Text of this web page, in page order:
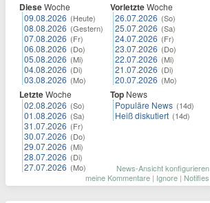
DieseWoche
09.08.2026 (Heute)
08.08.2026 (Gestern)
07.08.2026 (Fr)
06.08.2026 (Do)
05.08.2026 (Mi)
04.08.2026 (Di)
03.08.2026 (Mo)
LetzteWoche
02.08.2026 (So)
01.08.2026 (Sa)
31.07.2026 (Fr)
30.07.2026 (Do)
29.07.2026 (Mi)
28.07.2026 (Di)
27.07.2026 (Mo)
VorletzteWoche
26.07.2026 (So)
25.07.2026 (Sa)
24.07.2026 (Fr)
23.07.2026 (Do)
22.07.2026 (Mi)
21.07.2026 (Di)
20.07.2026 (Mo)
Top News
Populäre News (14d)
Heiß diskutiert (14d)
News-Ansicht konfigurieren
meine Kommentare | Ignore | Notifies